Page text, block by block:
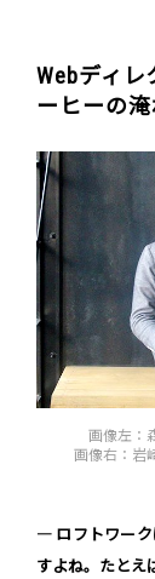
Webディ
ーヒーの淹
画像左：
画像右：岩
― ロフトワーク
すよね。たとえ